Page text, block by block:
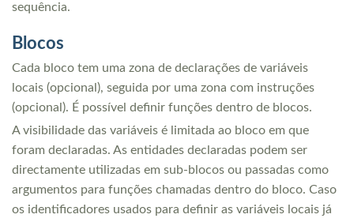
sequência.
Blocos
Cada bloco tem uma zona de declarações de variáveis
locais (opcional), seguida por uma zona com instruções
(opcional). É possível definir funções dentro de blocos.
A visibilidade das variáveis é limitada ao bloco em que
foram declaradas. As entidades declaradas podem ser
directamente utilizadas em sub-blocos ou passadas como
argumentos para funções chamadas dentro do bloco. Caso
os identificadores usados para definir as variáveis locais já